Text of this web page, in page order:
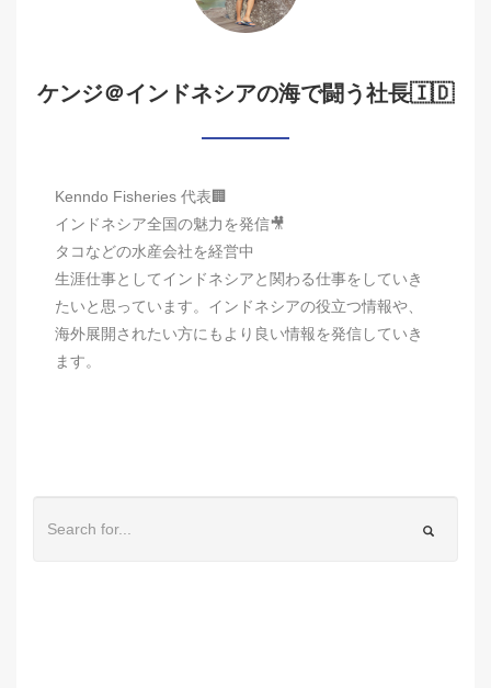
ケンジ＠インドネシアの海で闘う社長🇮🇩
Kenndo Fisheries 代表🏢
インドネシア全国の魅力を発信🎥
タコなどの水産会社を経営中
生涯仕事としてインドネシアと関わる仕事をしていき
たいと思っています。インドネシアの役立つ情報や、
海外展開されたい方にもより良い情報を発信していき
ます。